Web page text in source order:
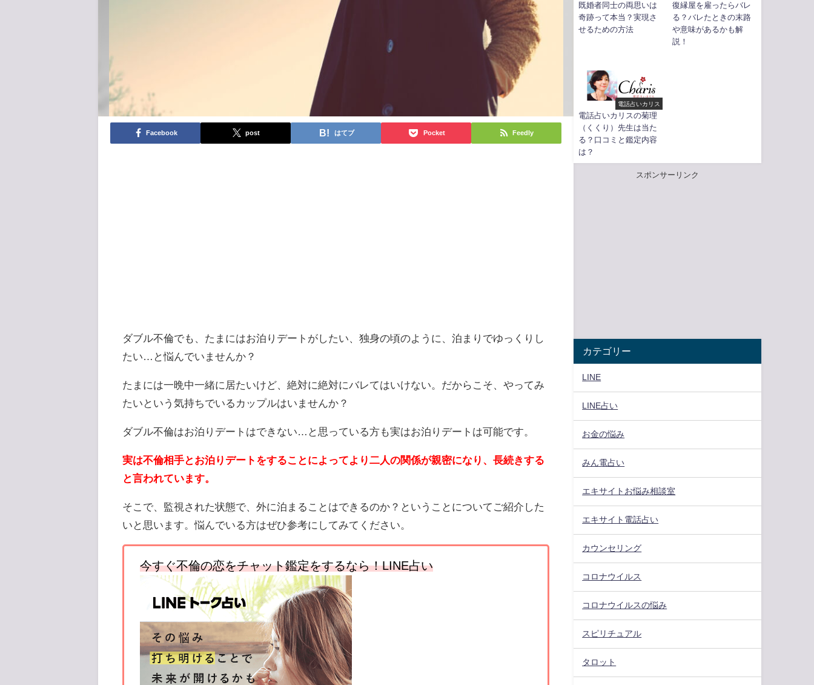
Facebook post はてブ Pocket Feedly
ダブル不倫でも、たまにはお泊りデートがしたい、独身の頃のように、泊まりでゆっくりし
たい…と悩んでいませんか？
たまには一晩中一緒に居たいけど、絶対に絶対にバレてはいけない。だからこそ、やってみ
たいという気持ちでいるカップルはいませんか？
ダブル不倫はお泊りデートはできない…と思っている方も実はお泊りデートは可能です。
実は不倫相手とお泊りデートをすることによってより二人の関係が親密になり、長続きする
と言われています。
そこで、監視された状態で、外に泊まることはできるのか？ということについてご紹介した
いと思います。悩んでいる方はぜひ参考にしてみてください。
今すぐ不倫の恋をチャット鑑定をするなら！LINE占い
既婚者同士の両思いは
奇跡って本当？実現さ
せるための方法
復縁屋を雇ったらバレ
る？バレたときの末路
や意味があるかも解
説！
電話占いカリス
電話占いカリスの菊理
（くくり）先生は当た
る？口コミと鑑定内容
は？
スポンサーリンク
カテゴリー
LINE
LINE占い
お金の悩み
みん電占い
エキサイトお悩み相談室
エキサイト電話占い
カウンセリング
コロナウイルス
コロナウイルスの悩み
スピリチュアル
タロット